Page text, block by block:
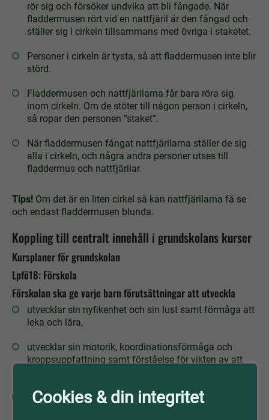
Cookies & din integritet
rör sig och försöker undvika att bli fångade. När
fladdermusen rört vid en nattfjäril är den fångad och
ställer sig i cirkeln tillsammans med övriga i staketet.
Personer i cirkeln är tysta, så att fladdermusen inte blir
störd.
Fladdermusen och nattfjärilarna får bara röra sig
inom cirkeln. Om de stöter till någon person i cirkeln,
så ropar den personen ”staket”.
När fladdermusen fångat nattfjärilarna ställer de sig
alla i cirkeln, och några andra personer utses till
fladdermus och nattfjärilar.
Tips! Om det är en liten cirkel så kan nattfjärilarna få se
och endast fladdermusen blunda.
Koppling till centralt innehåll i grundskolans kurser
Kursplaner för grundskolan
Lpfö18: Förskola
Förskolan ska ge varje barn förutsättningar att utveckla
utvecklar sin nyfikenhet och sin lust samt förmåga att
leka och lära,
utvecklar sin motorik, koordinationsförmåga och
kroppsuppfattning samt förståelse för vikten av att
utvecklar sin förståelse för naturvetenskap och
samband i naturen, liksom sitt kunnande om växter,